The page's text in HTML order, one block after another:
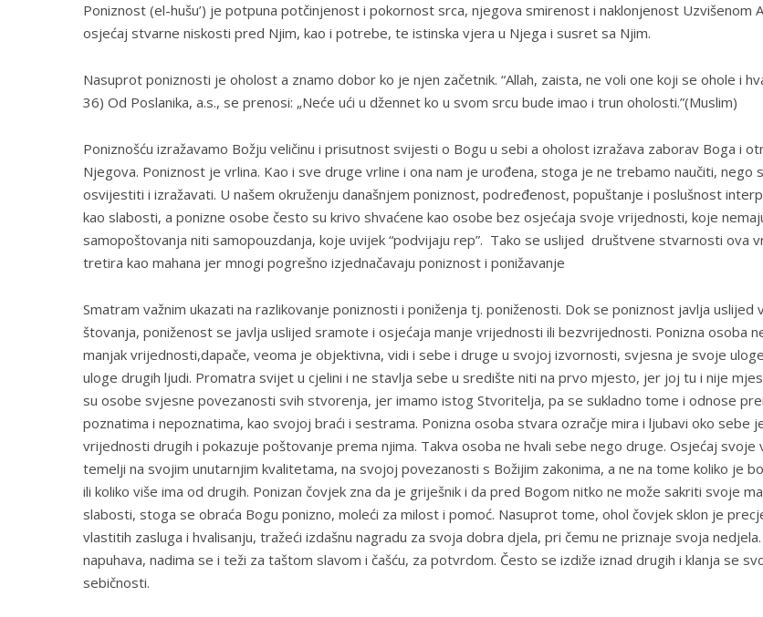
Poniznost (el-hušu’) je potpuna potčinjenost i pokornost srca, njegova smirenost i naklonjenost Uzvišenom
osjećaj stvarne niskosti pred Njim, kao i potrebe, te istinska vjera u Njega i susret sa Njim.
Nasuprot poniznosti je oholost a znamo dobor ko je njen začetnik. “Allah, zaista, ne voli one koji se ohole i
36) Od Poslanika, a.s., se prenosi: „Neće ući u džennet ko u svom srcu bude imao i trun oholosti.”(Muslim)
Poniznošću izražavamo Božju veličinu i prisutnost svijesti o Bogu u sebi a oholost izražava zaborav Boga i
Njegova. Poniznost je vrlina. Kao i sve druge vrline i ona nam je urođena, stoga je ne trebamo naučiti, nego
osvijestiti i izražavati. U našem okruženju današnjem poniznost, podređenost, popuštanje i poslušnost
kao slabosti, a ponizne osobe često su krivo shvaćene kao osobe bez osjećaja svoje vrijednosti, koje
samopoštovanja niti samopouzdanja, koje uvijek “podvijaju rep”. Tako se uslijed društvene stvarnosti ova
tretira kao mahana jer mnogi pogrešno izjednačavaju poniznost i ponižavanje
Smatram važnim ukazati na razlikovanje poniznosti i poniženja tj. poniženosti. Dok se poniznost javlja uslijed
štovanja, poniženost se javlja uslijed sramote i osjećaja manje vrijednosti ili bezvrijednosti. Ponizna osoba
manjak vrijednosti,dapače, veoma je objektivna, vidi i sebe i druge u svojoj izvornosti, svjesna je svoje
uloge drugih ljudi. Promatra svijet u cjelini i ne stavlja sebe u središte niti na prvo mjesto, jer joj tu i nije
su osobe svjesne povezanosti svih stvorenja, jer imamo istog Stvoritelja, pa se sukladno tome i odnose
poznatima i nepoznatima, kao svojoj braći i sestrama. Ponizna osoba stvara ozračje mira i ljubavi oko sebe
vrijednosti drugih i pokazuje poštovanje prema njima. Takva osoba ne hvali sebe nego druge. Osjećaj svoje
temelji na svojim unutarnjim kvalitetama, na svojoj povezanosti s Božijim zakonima, a ne na tome koliko je
ili koliko više ima od drugih. Ponizan čovjek zna da je griješnik i da pred Bogom nitko ne može sakriti svoje
slabosti, stoga se obraća Bogu ponizno, moleći za milost i pomoć. Nasuprot tome, ohol čovjek sklon je
vlastitih zasluga i hvalisanju, tražeći izdašnu nagradu za svoja dobra djela, pri čemu ne priznaje svoja
napuhava, nadima se i teži za taštom slavom i čašću, za potvrdom. Često se izdiže iznad drugih i klanja se
sebičnosti.